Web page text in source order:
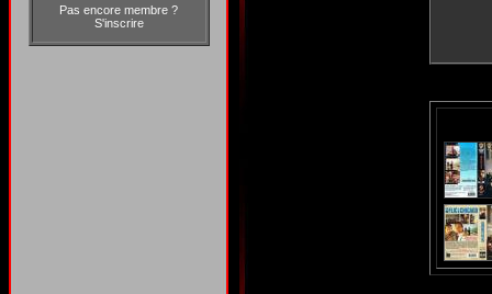
Pas encore membre ?
S'inscrire